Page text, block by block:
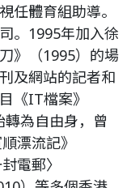
任體育組助導。
。1995年加入徐
》（1995）的場
及網站的記者和
《IT檔案》
轉為自由身，曾
漂流記》
電郵〉